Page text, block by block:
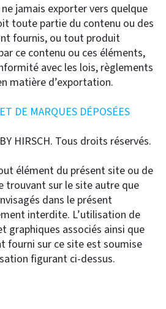
jamais exporter vers quelque
toute partie du contenu ou des
fournis, ou tout produit
ce contenu ou ces éléments,
avec les lois, règlements
matière d’exportation.
DE MARQUES DÉPOSÉES
HIRSCH. Tous droits réservés.
élément du présent site ou de
trouvant sur le site autre que
dans le présent
interdite. L’utilisation de
graphiques associés ainsi que
fourni sur ce site est soumise
figurant ci-dessus.